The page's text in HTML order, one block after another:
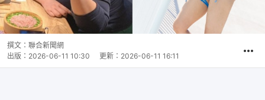
撰文： 聯合新聞網
出版： 2026-06-11 10:30 更新： 2026-06-11 16:11